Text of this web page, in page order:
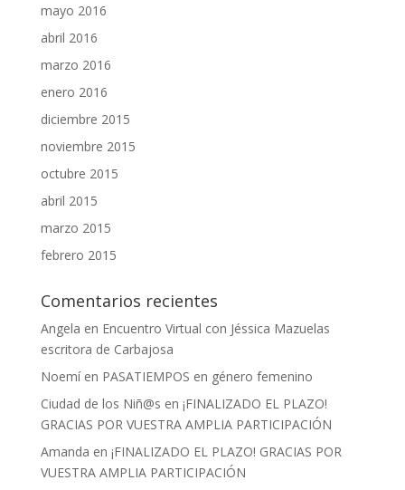
mayo 2016
abril 2016
marzo 2016
enero 2016
diciembre 2015
noviembre 2015
octubre 2015
abril 2015
marzo 2015
febrero 2015
Comentarios recientes
Angela en Encuentro Virtual con Jéssica Mazuelas
escritora de Carbajosa
Noemíen PASATIEMPOS en género femenino
Ciudad de los Niñ@s en ¡FINALIZADO EL PLAZO!
GRACIAS POR VUESTRA AMPLIA PARTICIPACIÓN
Amanda en ¡FINALIZADO EL PLAZO! GRACIAS POR
VUESTRA AMPLIA PARTICIPACIÓN